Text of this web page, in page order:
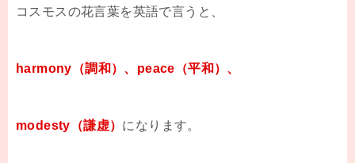
コスモスの花言葉を英語で言うと、
harmony（調和）、peace（平和）、
modesty（謙虚） になります。